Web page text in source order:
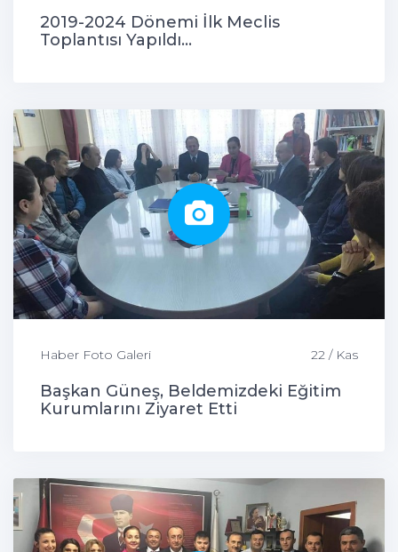
2019-2024 Dönemi İlk Meclis
Toplantısı Yapıldı...
Haber Foto Galeri 22 / Kas
Başkan Güneş, Beldemizdeki Eğitim
Kurumlarını Ziyaret Etti